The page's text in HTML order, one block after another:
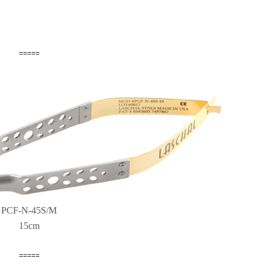
=====
PCF-N-45S/M
15cm
=====